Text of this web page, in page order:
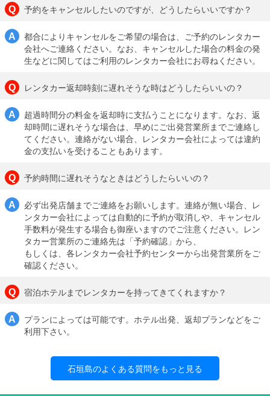
予約をキャンセルしたいのですが、どうしたらいいですか？
都合によりキャンセルをご希望の場合は、ご予約のレンタカー
会社へご連絡ください。なお、キャンセルした場合の料金の発
生などに関してはご利用のレンタカー会社にお尋ねください。
レンタカー返却時刻に遅れそうな時はどうしたらいいの？
超過時間分の料金を返却時に支払うことになります。なお、返
却時間に遅れそうな場合は、早めにご出発営業所までご連絡し
てください。連絡がない場合、レンタカー会社によっては違約
金の支払いを受けることもあります。
予約時間に遅れそうなときはどうしたらいいの？
必ず出発店舗までご連絡をお願いします。連絡が無い場合、レ
ンタカー会社によっては自動的に予約が取消しや、キャンセル
手数料が発生する場合も御座いますのでご注意ください。レン
タカー営業所のご連絡先は「予約確認」から、
もしくは、各レンタカー会社予約センターから出発営業所をご
確認ください。
宿泊ホテルまでレンタカーを持ってきてくれますか？
プランによっては可能です。ホテル出発、返却プランなどをご
利用下さい。
石垣島のよくある質問をもっと見る